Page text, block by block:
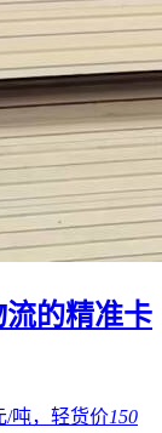
的精准卡
/吨，轻货价150